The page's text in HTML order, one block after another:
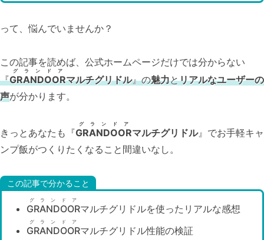
って、悩んでいませんか？
この記事を読めば、公式ホームページだけでは分からない
『GRANDOOR
グランドア
マルチグリドル』の魅力とリアルなユーザーの
声が分かります。
きっとあなたも『GRANDOOR
グランドア
マルチグリドル』でお手軽キャ
ンプ飯がつくりたくなること間違いなし。
この記事で分かること
GRANDOOR
グランドア
マルチグリドルを使ったリアルな感想
GRANDOOR
グランドア
マルチグリドル性能の検証